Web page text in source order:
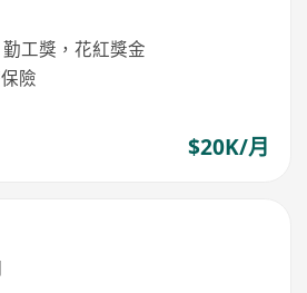
工獎，花紅獎金
險
$20K/月